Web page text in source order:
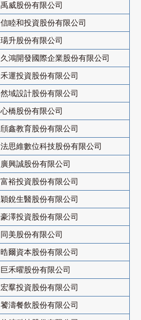
禹威股份有限公司
信睦和投資股份有限公司
瑒升股份有限公司
久鴻開發國際企業股份有限公司
禾運投資股份有限公司
然域設計股份有限公司
心橋股份有限公司
頎鑫教育股份有限公司
法思維數位科技股份有限公司
廣興誠股份有限公司
富裕投資股份有限公司
穎銳生醫股份有限公司
豪澤投資股份有限公司
同美股份有限公司
晧爾資本股份有限公司
巨禾曜股份有限公司
宏羣投資股份有限公司
饕濤餐飲股份有限公司